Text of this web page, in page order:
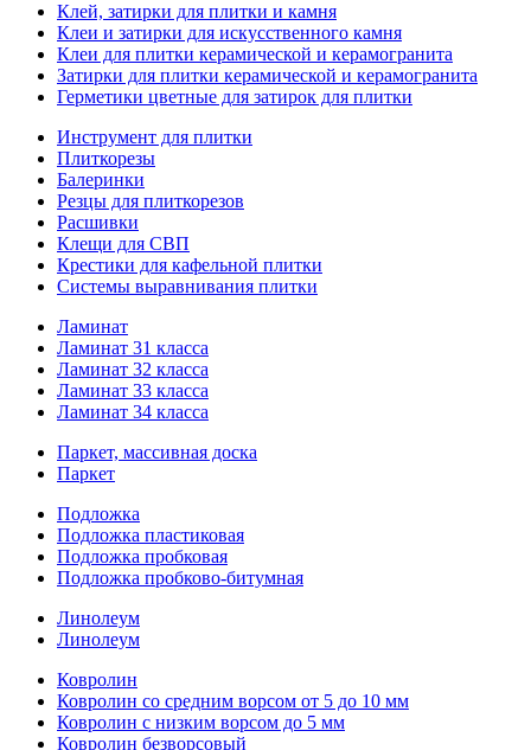
Клей, затирки для плитки и камня
Клеи и затирки для искусственного камня
Клеи для плитки керамической и керамогранита
Затирки для плитки керамической и керамогранита
Герметики цветные для затирок для плитки
Инструмент для плитки
Плиткорезы
Балеринки
Резцы для плиткорезов
Расшивки
Клещи для СВП
Крестики для кафельной плитки
Системы выравнивания плитки
Ламинат
Ламинат 31 класса
Ламинат 32 класса
Ламинат 33 класса
Ламинат 34 класса
Паркет, массивная доска
Паркет
Подложка
Подложка пластиковая
Подложка пробковая
Подложка пробково-битумная
Линолеум
Линолеум
Ковролин
Ковролин со средним ворсом от 5 до 10 мм
Ковролин с низким ворсом до 5 мм
Ковролин безворсовый